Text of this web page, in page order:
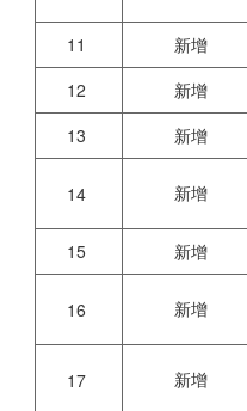
11 新增
12
新增
13
新增
14 新增
15 新增
16 新增
17 新增